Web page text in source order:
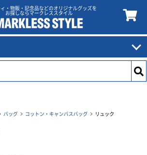
ィ・物販・記念品などのオリジナルグッズを
お探しならマークレススタイル
バッグ コットン・キャンバスバッグ リュック